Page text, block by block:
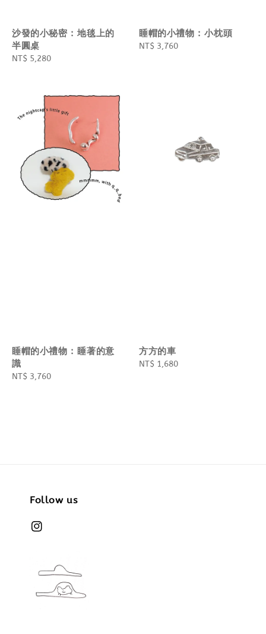
沙發的小秘密 : 地毯上的
半圓桌
Regular
NT$ 5,280
睡帽的小禮物 : 小枕頭
Regular
NT$ 3,760
睡帽的小禮物 : 睡著的意
識
Regular
NT$ 3,760
方方的車
Regular
NT$ 1,680
Follow us